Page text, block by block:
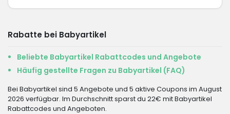
Rabatte bei Babyartikel
Beliebte Babyartikel Rabattcodes und Angebote
Häufig gestellte Fragen zu Babyartikel (FAQ)
Bei Babyartikel sind 5 Angebote und 5 aktive Coupons im August
2026 verfügbar. Im Durchschnitt sparst du 22€ mit Babyartikel
Rabattcodes und Angeboten.